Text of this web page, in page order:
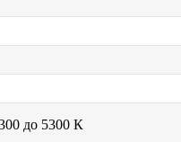
до 5300 К